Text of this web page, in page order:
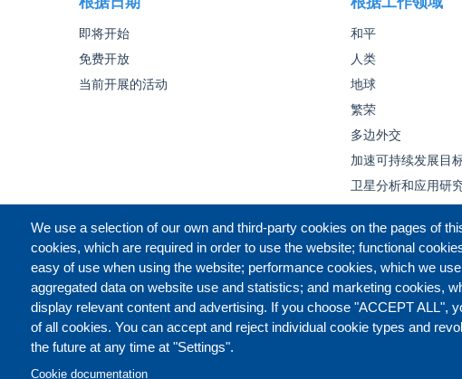
We use a selection of our own and third-party cookies on the pages of
cookies, which are required in order to use the website; functional
easy of use when using the website; performance cookies, which we
aggregated data on website use and statistics; and marketing cookies,
display relevant content and advertising. If you choose "ACCEPT ALL",
of all cookies. You can accept and reject individual cookie types and
the future at any time at "Settings".
Cookie documentation
即将开始
免费开放
当前开展的活动
和平
人类
地球
繁荣
多边外交
加速可持续发展目
卫星分析和应用研
CONTACT US